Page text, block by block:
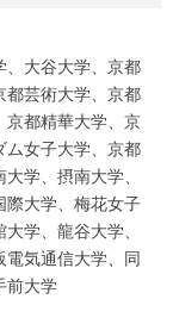
、大谷大学、京都
都芸術大学、京都
京都精華大学、京
ム女子大学、京都
学、摂南大学、
際大学、梅花女子
学、龍谷大学、
気通信大学、同
前大学